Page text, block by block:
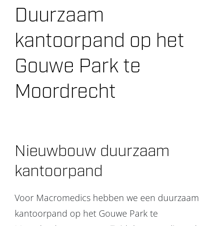
Projecten
Over ons
Contact
Duurzaam
kantoorpand op het
Gouwe Park te
Moordrecht
Nieuwbouw duurzaam
kantoorpand
Voor Macromedics hebben we een duurzaam
kantoorpand op het Gouwe Park te